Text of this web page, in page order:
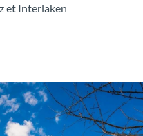
et Interlaken